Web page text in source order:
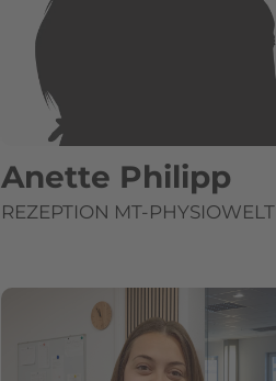
Anette Philipp
REZEPTION MT-PHYSIOWELT